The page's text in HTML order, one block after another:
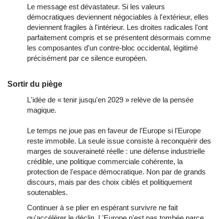
Le message est dévastateur. Si les valeurs
démocratiques deviennent négociables à l'extérieur, elles
deviennent fragiles à l'intérieur. Les droites radicales l'ont
parfaitement compris et se présentent désormais comme
les composantes d'un contre-bloc occidental, légitimé
précisément par ce silence européen.
Sortir du piège
L'idée de « tenir jusqu'en 2029 » relève de la pensée
magique.
Le temps ne joue pas en faveur de l'Europe si l'Europe
reste immobile. La seule issue consiste à reconquérir des
marges de souveraineté réelle : une défense industrielle
crédible, une politique commerciale cohérente, la
protection de l'espace démocratique. Non par de grands
discours, mais par des choix ciblés et politiquement
soutenables.
Continuer à se plier en espérant survivre ne fait